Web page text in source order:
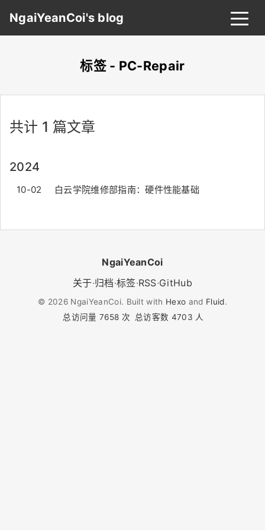
NgaiYeanCoi's blog
归档
标签
搜索 关灯
标签 - PC-Repair
共计 1 篇文章
2024
10-02 白云学院维修部指南：硬件性能基础
NgaiYeanCoi
关于·归档·标签·RSS·GitHub
© 2026 NgaiYeanCoi. Built with Hexo and Fluid.
总访问量7658 次 总访客数 4703 人